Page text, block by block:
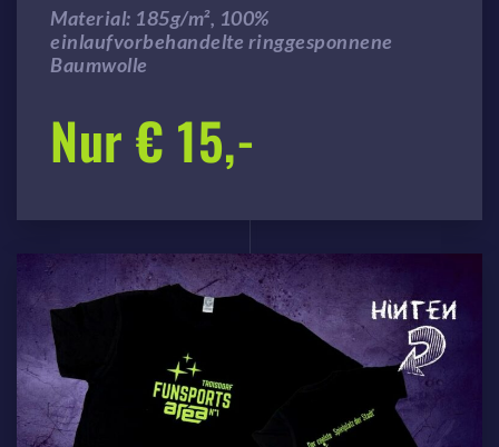
Material: 185g/m², 100%
einlaufvorbehandelte ringgesponnene
Baumwolle
Nur € 15,-